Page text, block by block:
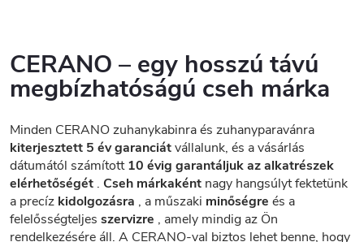
CERANO – egy hosszú távú
megbízhatóságú cseh márka
Minden CERANO zuhanykabinra és zuhanyparavánra
kiterjesztett 5 év garanciátvállalunk, és a vásárlás
dátumától számított10 évig garantáljuk az alkatrészek
elérhetőségét . Cseh márkaként nagy hangsúlyt fektetünk
a precíz kidolgozásra , a műszaki minőségre és a
felelősségteljes szervizre , amely mindig az Ön
rendelkezésére áll. A CERANO-val biztos lehet benne, hogy